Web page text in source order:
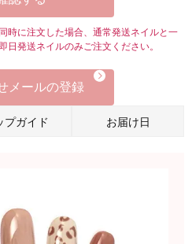
時に注文した場合、通常発送ネイルと一
発送ネイルのみご注文ください。
メールの登録
プガイド お届け日